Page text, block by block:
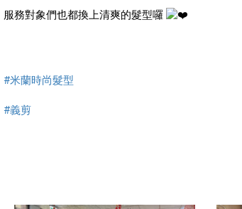
服務對象們也都換上清爽的髮型囉
#米蘭時尚髮型
#義剪